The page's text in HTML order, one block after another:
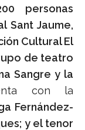
personas
Sant Jaume,
Cultural El
de teatro
Sangre y la
con la
Fernández-
y el tenor